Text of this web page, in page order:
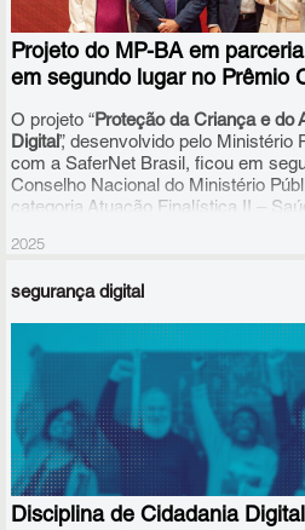
Projeto do MP-BA em
em segundo lugar no Prêmio
O projeto “ Proteção da Criança e do
Digital”, desenvolvido pelo Ministério
com a SaferNet Brasil, ficou em
Conselho Nacional do Ministério
categoria Atuação Finalística II –
O anúncio do resultado das
ocorreu nesta quarta-feira (10/09),
Brasília.
2025
segurança digital
Disciplina de Cidadania